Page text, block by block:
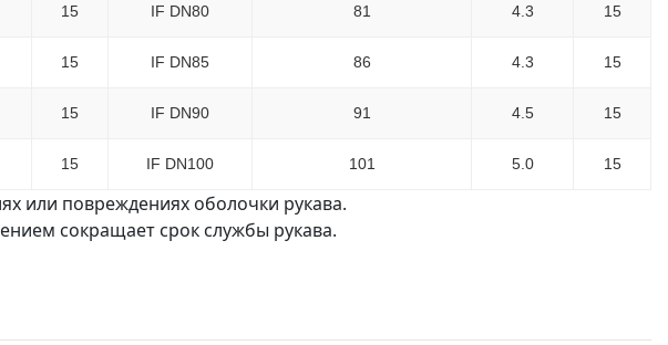
15 IF DN80 81 4.3 15
15 IF DN85 86 4.3 15
15 IF DN90 91 4.5 15
15 IF DN100 101 5.0 15
или повреждениях оболочки рукава.
сокращает срок службы рукава.